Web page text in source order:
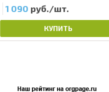
1 090 руб./шт.
КУПИТЬ